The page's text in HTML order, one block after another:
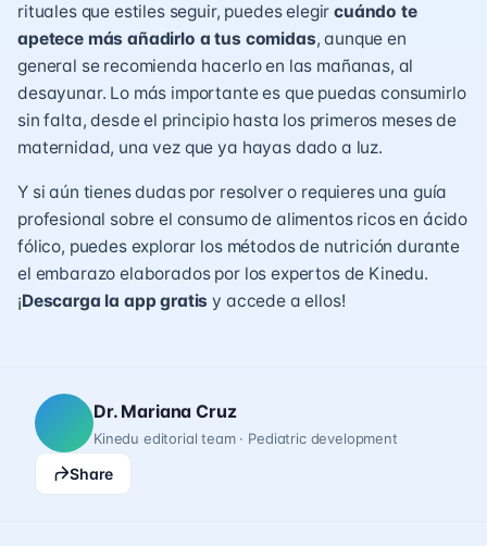
rituales que estiles seguir, puedes elegircuándo te
apetece más añadirlo a tus comidas, aunque en
general se recomienda hacerlo en las mañanas, al
desayunar. Lo más importante es que puedas consumirlo
sin falta, desde el principio hasta los primeros meses de
maternidad, una vez que ya hayas dado a luz.
Y si aún tienes dudas por resolver o requieres una guía
profesional sobre el consumo de alimentos ricos en ácido
fólico, puedes explorar los métodos de nutrición durante
el embarazo elaborados por los expertos de Kinedu.
¡Descarga la app gratis y accede a ellos!
Dr. Mariana Cruz
Kinedu editorial team · Pediatric development
Share